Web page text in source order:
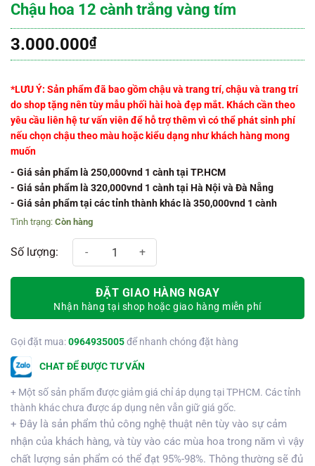
Chậu hoa 12 cành trắng vàng tím
3.000.000₫
*LƯU Ý: Sản phẩm đã bao gồm chậu và trang trí, chậu và trang trí
do shop tặng nên tùy mẫu phối hài hoà đẹp mắt. Khách cần theo
yêu cầu liên hệ tư vấn viên để hỗ trợ thêm vì có thể phát sinh phí
nếu chọn chậu theo màu hoặc kiểu dạng như khách hàng mong
muốn
- Giá sản phẩm là 250,000vnd 1 cành tại TP.HCM
- Giá sản phẩm là 320,000vnd 1 cành tại Hà Nội và Đà Nẵng
- Giá sản phẩm tại các tỉnh thành khác là 350,000vnd 1 cành
Còn hàng
Chậu hoa 12 cành trắng vàng tím số lượng
ĐẶT GIAO HÀNG NGAY
Nhận hàng tại shop hoặc giao hàng miễn phí
Gọi đặt mua:0964935005để nhanh chóng đặt hàng
CHAT ĐỂ ĐƯỢC TƯ VẤN
+ Một số sản phẩm được giảm giá chỉ áp dụng tại TPHCM. Các tỉnh
thành khác chưa được áp dụng nên vẫn giữ giá gốc.
+ Đây là sản phẩm thủ công nghệ thuật nên tùy vào sự cảm
nhận của khách hàng, và tùy vào các mùa hoa trong năm vì vậy
chất lượng sản phẩm có thể đạt 95%-98%. Thông thường sẽ đủ